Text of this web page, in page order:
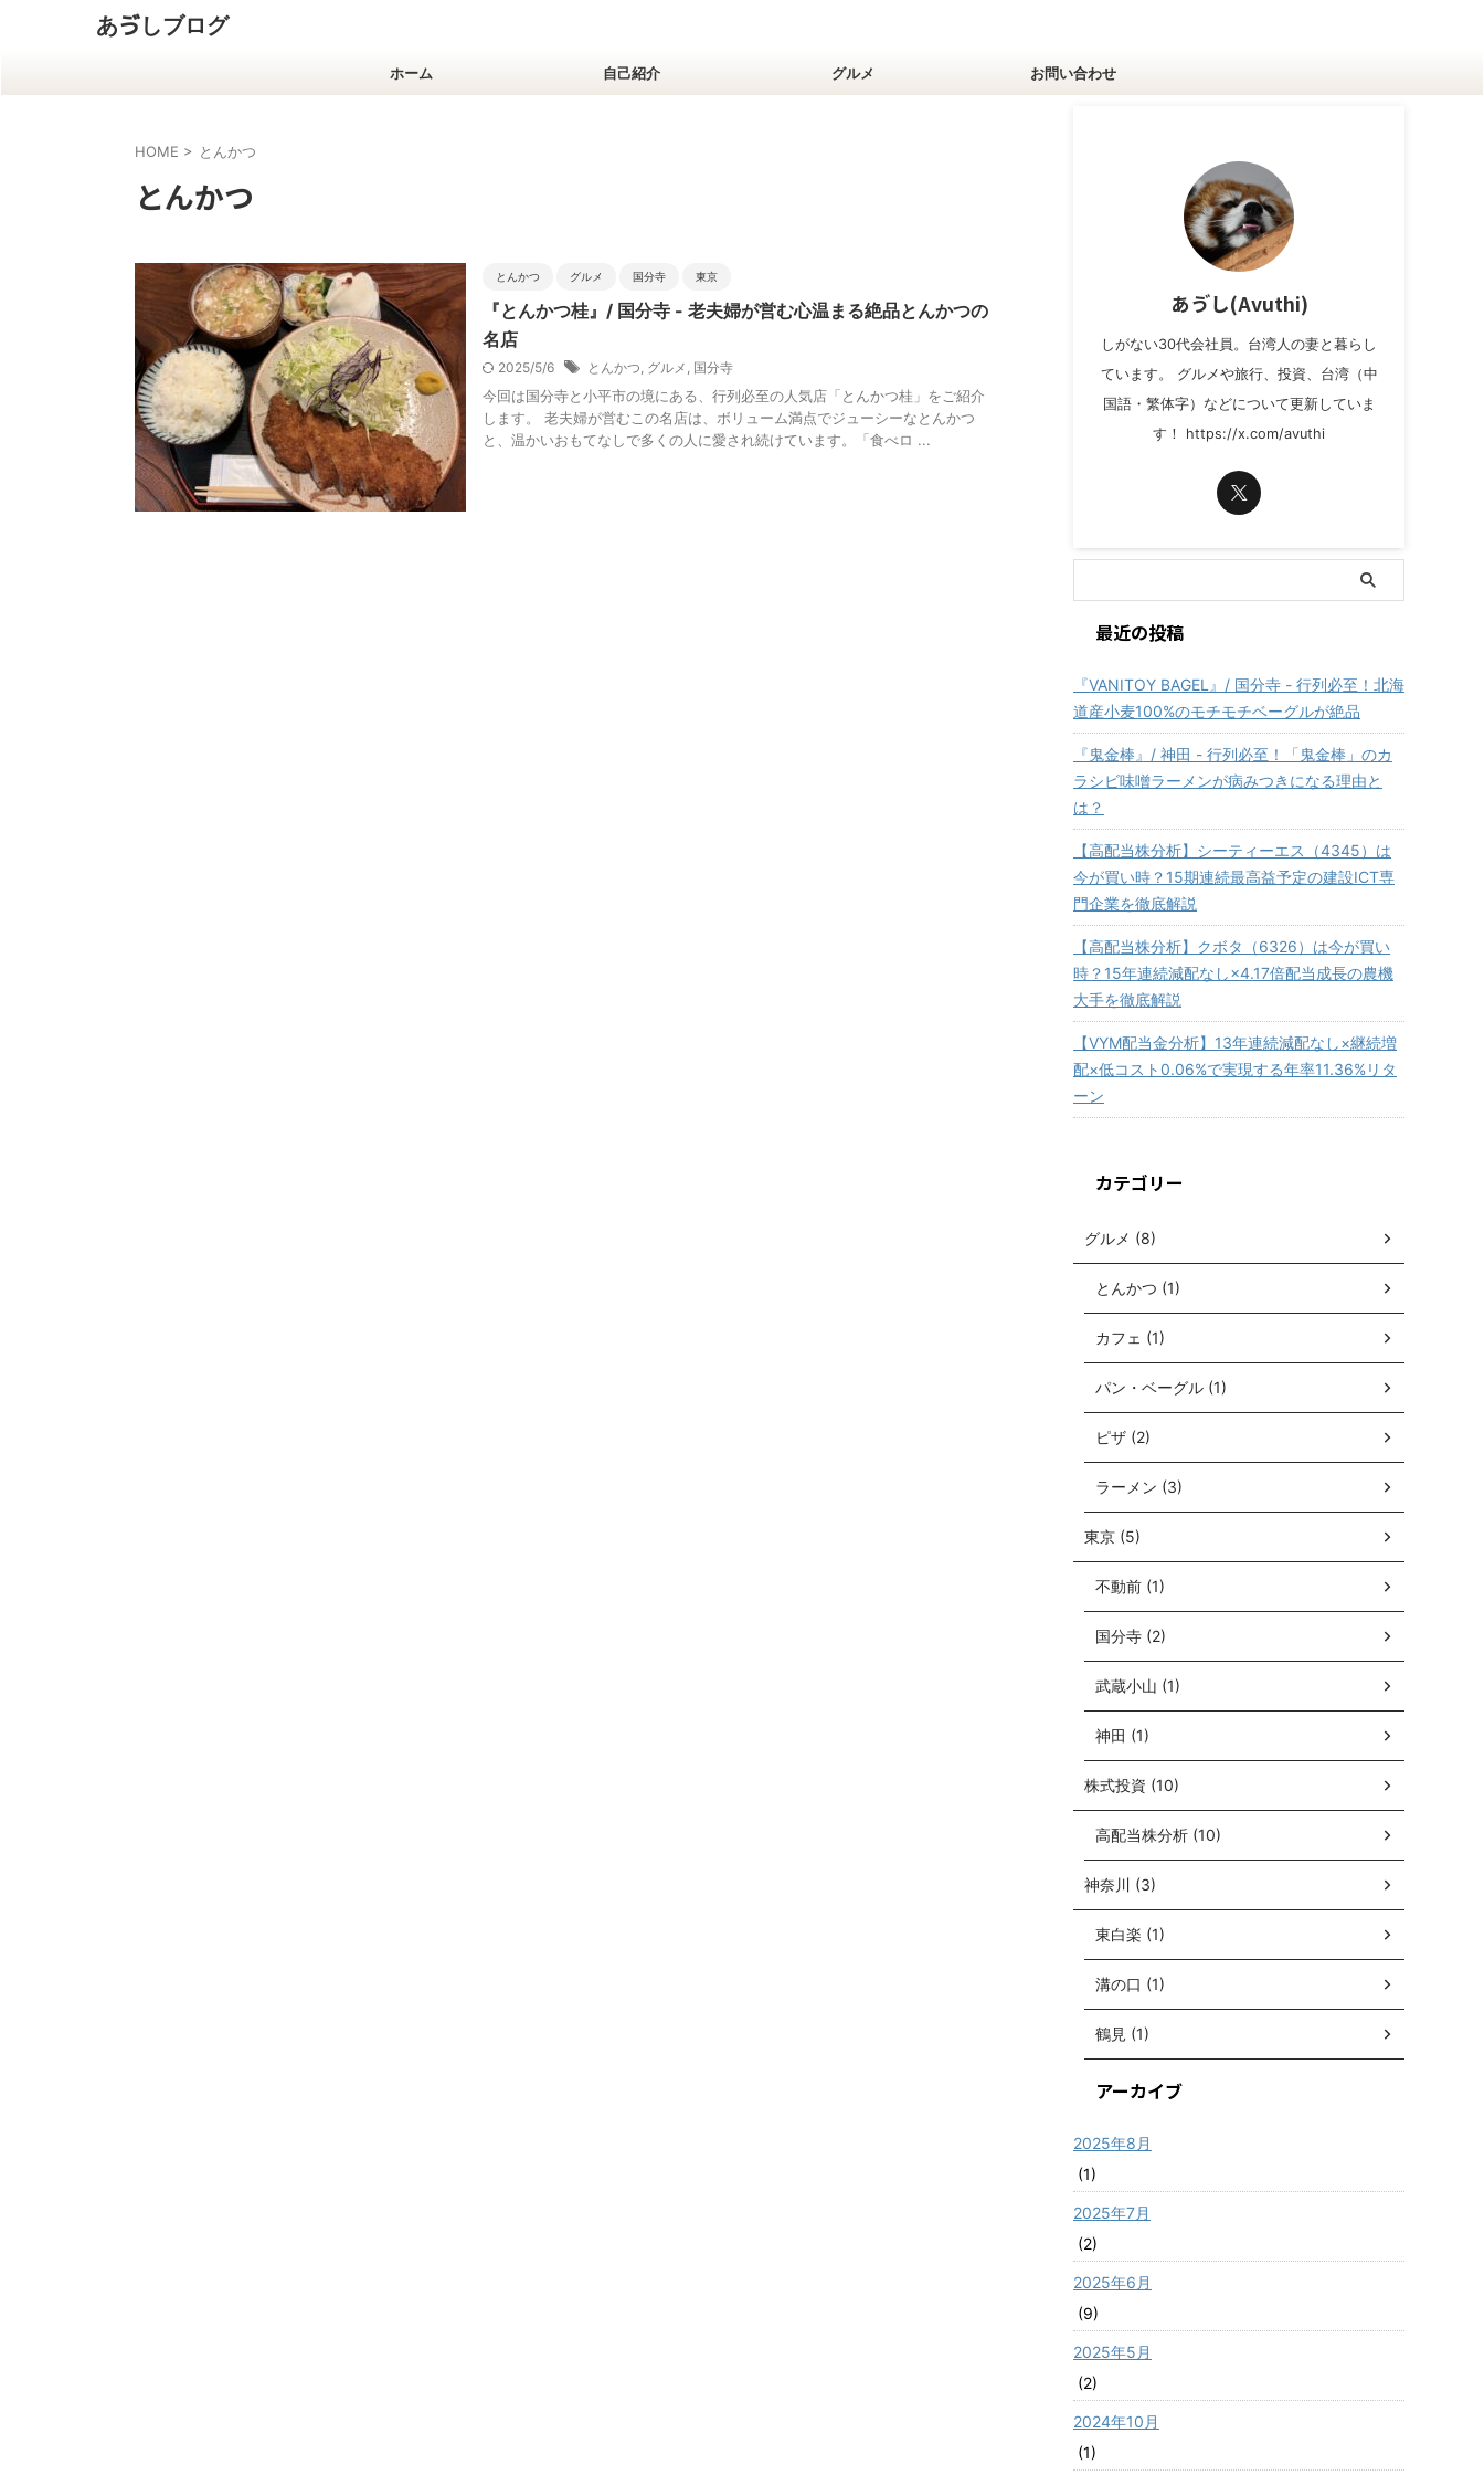
あゔしブログ
ホーム 自己紹介 グルメ お問い合わせ
HOME > とんかつ
とんかつ
とんかつ グルメ 国分寺 東京
『とんかつ桂』/ 国分寺 - 老夫婦が営む心温まる絶品とんかつの
名店
2025/5/6 とんかつ, グルメ , 国分寺
今回は国分寺と小平市の境にある、行列必至の人気店「とんかつ桂」をご紹介
します。 老夫婦が営むこの名店は、ボリューム満点でジューシーなとんかつ
と、温かいおもてなしで多くの人に愛され続けています。「食べロ ...
あゔし(Avuthi)
しがない30代会社員。台湾人の妻と暮らし
ています。 グルメや旅行、投資、台湾（中
国語・繁体字）などについて更新していま
す！ https://x.com/avuthi
最近の投稿
『VANITOY BAGEL』/ 国分寺 - 行列必至！北海
道産小麦100%のモチモチベーグルが絶品
『鬼金棒』/ 神田 - 行列必至！「鬼金棒」のカ
ラシビ味噌ラーメンが病みつきになる理由と
は？
【高配当株分析】シーティーエス（4345）は
今が買い時？15期連続最高益予定の建設ICT専
門企業を徹底解説
【高配当株分析】クボタ（6326）は今が買い
時？15年連続減配なし×4.17倍配当成長の農機
大手を徹底解説
【VYM配当金分析】13年連続減配なし×継続増
配×低コスト0.06%で実現する年率11.36%リタ
ーン
カテゴリー
グルメ (8)
とんかつ (1)
カフェ (1)
パン・ベーグル (1)
ピザ (2)
ラーメン (3)
東京 (5)
不動前 (1)
国分寺 (2)
武蔵小山 (1)
神田 (1)
株式投資 (10)
高配当株分析 (10)
神奈川 (3)
東白楽 (1)
溝の口 (1)
鶴見 (1)
アーカイブ
2025年8月
(1)
2025年7月
(2)
2025年6月
(9)
2025年5月
(2)
2024年10月
(1)